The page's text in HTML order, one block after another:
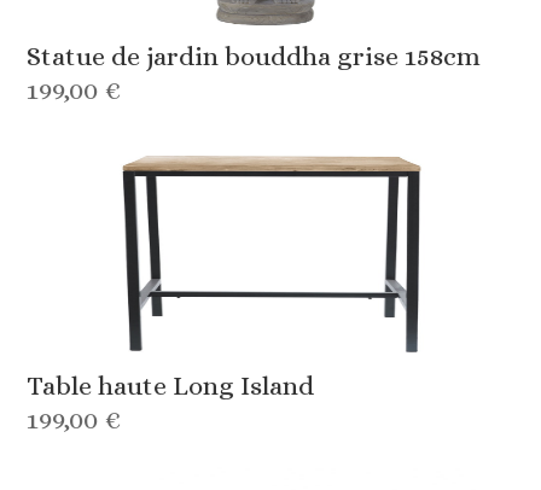
Statue de jardin bouddha grise 158cm
199,00 €
Table haute Long Island
199,00 €